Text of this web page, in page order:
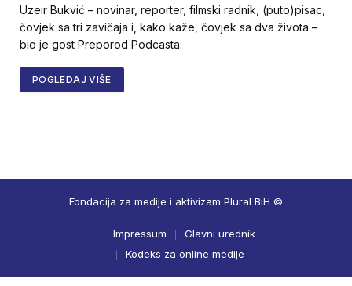
Uzeir Bukvić – novinar, reporter, filmski radnik, (puto)pisac,
čovjek sa tri zavičaja i, kako kaže, čovjek sa dva života –
bio je gost Preporod Podcasta.
POGLEDAJ VIŠE
Fondacija za medije i aktivizam Plural BiH ©
Impressum
Glavni urednik
Kodeks za online medije